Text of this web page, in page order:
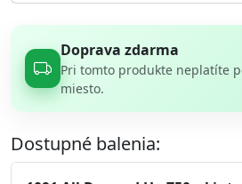
Doprava zdarma
Pri tomto produkte neplatíte
miesto.
Dostupné balenia: